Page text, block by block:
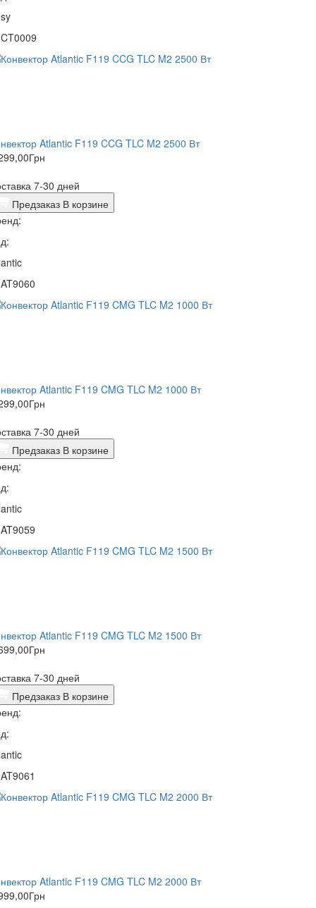
Atlantic F119 CCG TLC M2 2500 Вт
Грн
7-30 дней
Предзаказ В корзине
Atlantic F119 CMG TLC M2 1000 Вт
Грн
7-30 дней
Предзаказ В корзине
Atlantic F119 CMG TLC M2 1500 Вт
Грн
7-30 дней
Предзаказ В корзине
Atlantic F119 CMG TLC M2 2000 Вт
Грн